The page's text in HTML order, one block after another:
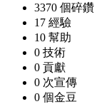
3370 個碎鑽
17 經驗
10 幫助
0 技術
0 貢獻
0 次宣傳
0 個金豆